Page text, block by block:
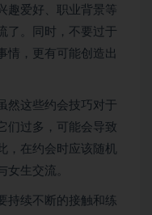
趣爱好、职业背景等
了。同时，不要过于
情，更有可能创造出
然这些约会技巧对于
们过多，可能会导致
，在约会时应该随机
女生交流。
持续不断的接触和练